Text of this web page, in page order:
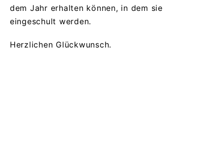
dem Jahr erhalten können, in dem sie
eingeschult werden.
Herzlichen Glückwunsch.